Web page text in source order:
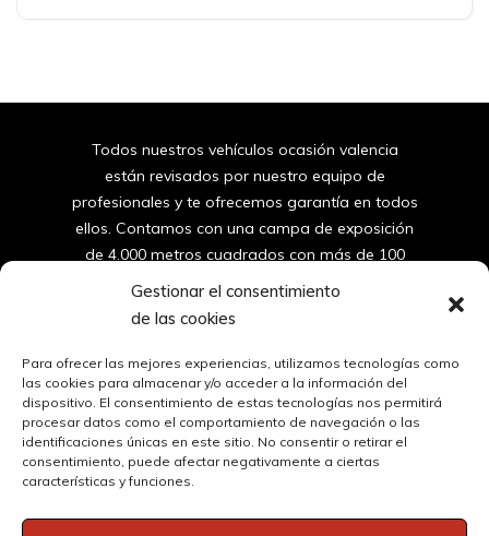
Gestionar el consentimiento
de las cookies
Para ofrecer las mejores experiencias, utilizamos tecnologías como
las cookies para almacenar y/o acceder a la información del
dispositivo. El consentimiento de estas tecnologías nos permitirá
procesar datos como el comportamiento de navegación o las
identificaciones únicas en este sitio. No consentir o retirar el
consentimiento, puede afectar negativamente a ciertas
características y funciones.
Todos nuestros vehículos ocasión valencia
están revisados por nuestro equipo de
profesionales y te ofrecemos garantía en todos
ellos. Contamos con una campa de exposición
de 4.000 metros cuadrados con más de 100
furgonetas y coches de segunda mano de
96150 10 42
ventas@automovilessantos.es
Oficinas y Taller | Calle Masía del Juez 51, 46900 Torrent,